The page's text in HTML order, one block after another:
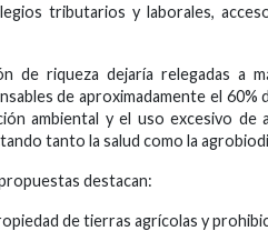
tributarios y laborales,
de riqueza dejaría relegadas a
de aproximadamente el
ambiental y el uso excesivo de
tanto la salud como la
destacan:
de tierras agrícolas y